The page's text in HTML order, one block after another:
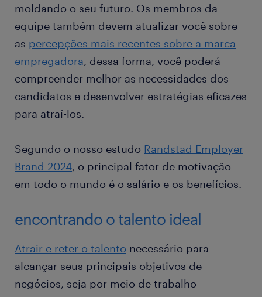
moldando o seu futuro. Os membros da
equipe também devem atualizar você sobre
as percepções mais recentes sobre a marca
empregadora, dessa forma, você poderá
compreender melhor as necessidades dos
candidatos e desenvolver estratégias eficazes
para atraí-los.
Segundo o nosso estudo Randstad Employer
Brand 2024, o principal fator de motivação
em todo o mundo é o salário e os benefícios.
encontrando o talento ideal
Atrair e reter o talento necessário para
alcançar seus principais objetivos de
negócios, seja por meio de trabalho